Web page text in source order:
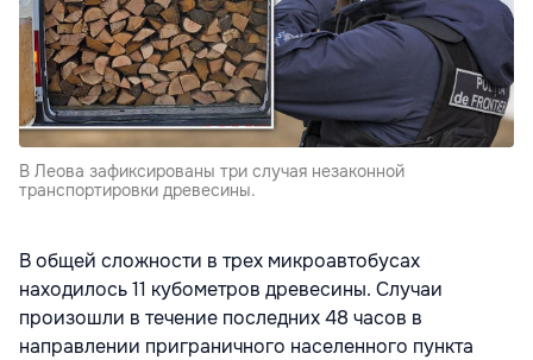
В Леова зафиксированы три случая незаконной
транспортировки древесины.
В общей сложности в трех микроавтобусах
находилось 11 кубометров древесины. Случаи
произошли в течение последних 48 часов в
направлении приграничного населенного пункта